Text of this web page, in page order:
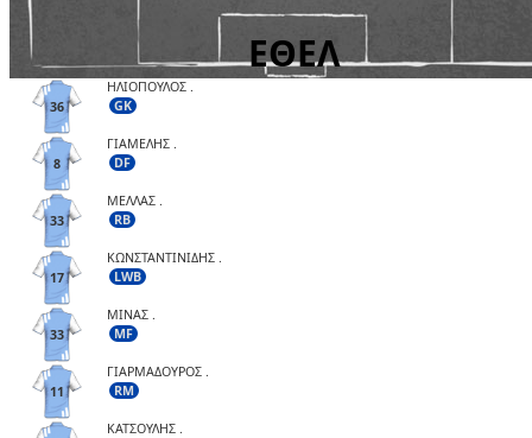
36
ΗΛΙΟΠΟΥΛΟΣ .
GK
8
ΓΙΑΜΕΛΗΣ .
DF
33
ΜΕΛΛΑΣ .
RB
17
ΚΩΝΣΤΑΝΤΙΝΙΔΗΣ .
LWB
33
ΜΙΝΑΣ .
MF
11
ΓΙΑΡΜΑΔΟΥΡΟΣ .
RM
ΚΑΤΣΟΥΛΗΣ .